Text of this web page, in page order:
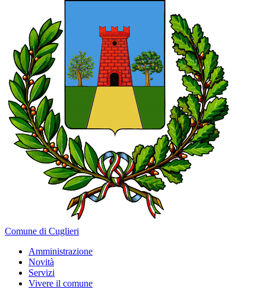
Comune di Cuglieri
Amministrazione
Novità
Servizi
Vivere il comune